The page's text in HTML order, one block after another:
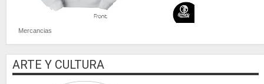
Mercancias
ARTE Y CULTURA